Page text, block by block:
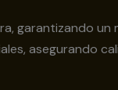
garantizando
asegurando